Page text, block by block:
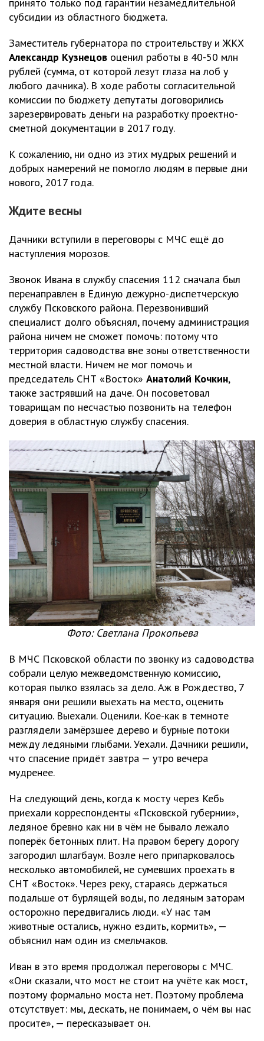
принято только под гарантии незамедлительной
субсидии из областного бюджета.
Заместитель губернатора по строительству и ЖКХ
Александр Кузнецов оценил работы в 40-50 млн
рублей (сумма, от которой лезут глаза на лоб у
любого дачника). В ходе работы согласительной
комиссии по бюджету депутаты договорились
зарезервировать деньги на разработку проектно-
сметной документации в 2017 году.
К сожалению, ни одно из этих мудрых решений и
добрых намерений не помогло людям в первые дни
нового, 2017 года.
Ждите весны
Дачники вступили в переговоры с МЧС ещё до
наступления морозов.
Звонок Ивана в службу спасения 112 сначала был
перенаправлен в Единую дежурно-диспетчерскую
службу Псковского района. Перезвонивший
специалист долго объяснял, почему администрация
района ничем не сможет помочь: потому что
территория садоводства вне зоны ответственности
местной власти. Ничем не мог помочь и
председатель СНТ «Восток» Анатолий Кочкин,
также застрявший на даче. Он посоветовал
товарищам по несчастью позвонить на телефон
доверия в областную службу спасения.
Фото: Светлана Прокопьева
В МЧС Псковской области по звонку из садоводства
собрали целую межведомственную комиссию,
которая пылко взялась за дело. Аж в Рождество, 7
января они решили выехать на место, оценить
ситуацию. Выехали. Оценили. Кое-как в темноте
разглядели замёрзшее дерево и бурные потоки
между ледяными глыбами. Уехали. Дачники решили,
что спасение придёт завтра — утро вечера
мудренее.
На следующий день, когда к мосту через Кебь
приехали корреспонденты «Псковской губернии»,
ледяное бревно как ни в чём не бывало лежало
поперёк бетонных плит. На правом берегу дорогу
загородил шлагбаум. Возле него припарковалось
несколько автомобилей, не сумевших проехать в
СНТ «Восток». Через реку, стараясь держаться
подальше от бурлящей воды, по ледяным заторам
осторожно передвигались люди. «У нас там
животные остались, нужно ездить, кормить», —
объяснил нам один из смельчаков.
Иван в это время продолжал переговоры с МЧС.
«Они сказали, что мост не стоит на учёте как мост,
поэтому формально моста нет. Поэтому проблема
отсутствует: мы, дескать, не понимаем, о чём вы нас
просите», — пересказывает он.